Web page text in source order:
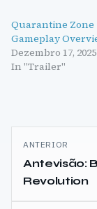
Quarantine Zone
Gameplay
Dezembro 17, 2025
In "Trailer"
Navegação
de
artigos
ANTERIOR
Antevisão:
Revolution